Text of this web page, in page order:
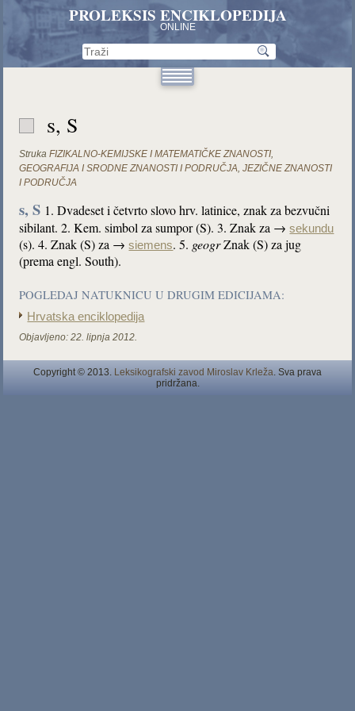
PROLEKSIS ENCIKLOPEDIJA
ONLINE
s, S
Struka FIZIKALNO-KEMIJSKE I MATEMATIČKE ZNANOSTI,
GEOGRAFIJA I SRODNE ZNANOSTI I PODRUČJA,JEZIČNE ZNANOSTI
I PODRUČJA
s, S 1. Dvadeset i četvrto slovo hrv. latinice, znak za bezvučni
sibilant. 2. Kem. simbol za sumpor (S). 3. Znak za →sekundu
(s). 4. Znak (S) za →siemens. 5. geogrZnak (S) za jug
(prema engl. South).
POGLEDAJ NATUKNICU U DRUGIM EDICIJAMA:
Hrvatska enciklopedija
Objavljeno: 22. lipnja 2012.
Copyright © 2013. Leksikografski zavod Miroslav Krleža. Sva prava
pridržana.